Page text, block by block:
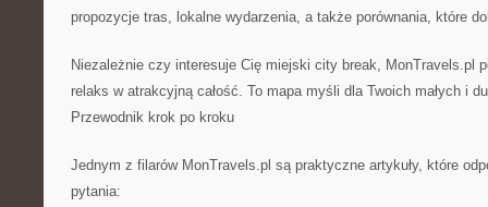
propozycje tras, lokalne wydarzenia, a także porównania, które
Niezależnie czy interesuje Cię miejski city break, MonTravels.pl
relaks w atrakcyjną całość. To mapa myśli dla Twoich małych i
Przewodnik krok po kroku
Jednym z filarów MonTravels.pl są praktyczne artykuły, które
pytania: